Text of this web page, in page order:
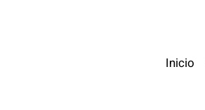
Inicio